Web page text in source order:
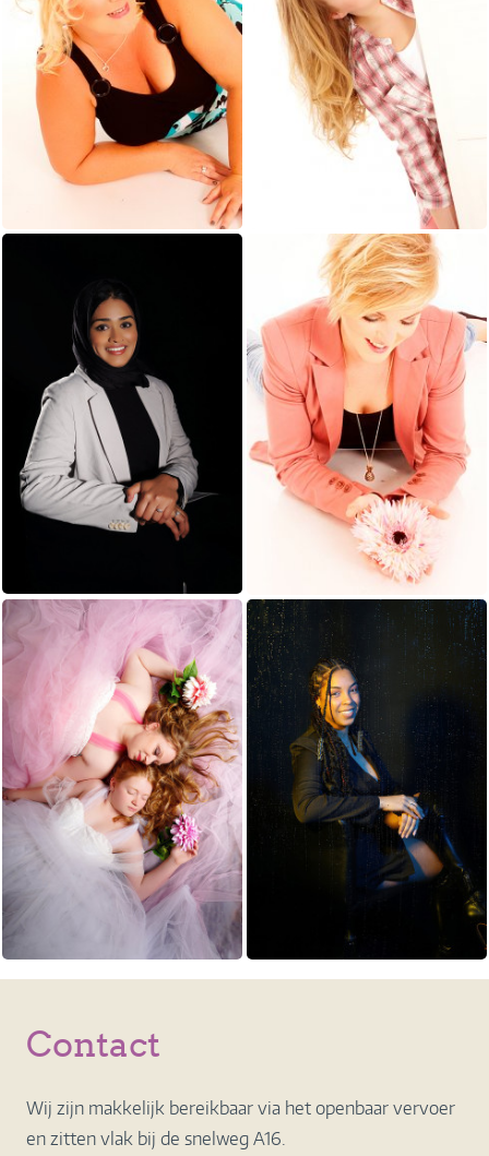
Contact
Wij zijn makkelijk bereikbaar via het openbaar vervoer
en zitten vlak bij de snelweg A16.